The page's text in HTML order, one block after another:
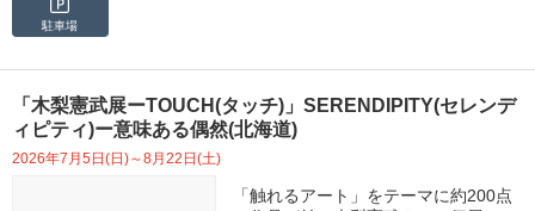
駐車場
「木梨憲武展ーTOUCH(タッチ)」SERENDIPITY(セレンデ
ィピティ)ー意味ある偶然(北海道)
2026年7月5日(日)～8月22日(土)
「触れるアート」をテーマに約200点